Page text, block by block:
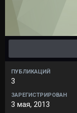
ПУБЛИКАЦИЙ
3
ЗАРЕГИСТРИРОВАН
3 мая, 2013